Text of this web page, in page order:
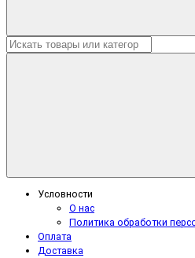
Условности
О нас
Политика обработки
Оплата
Доставка